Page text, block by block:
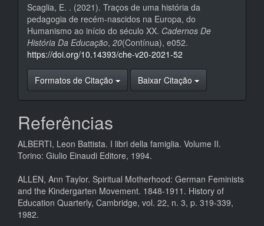
Scaglia, E. . (2021). Traços de uma história da
pedagogia de recém-nascidos na Europa, do
Humanismo ao início do século XX. Cadernos De
História Da Educação, 20(Contínua), e052.
https://doi.org/10.14393/che-v20-2021-52
Formatos de Citação Baixar Citação
Referências
ALBERTI, Leon Battista. I libri della famiglia. Volume II.
Torino: Giulio Einaudi Editore, 1994.
ALLEN, Ann Taylor. Spiritual Motherhood: German Feminists
and the Kindergarten Movement. 1848-1911. History of
Education Quarterly, Cambridge, vol. 22, n. 3, p. 319-339,
1982.